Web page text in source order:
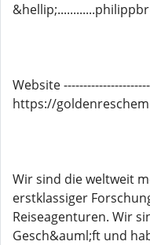
Website ----------------------
https://
Wir sind die weltweit
erstklassiger
Reiseagenturen. Wir
Gesch&auml;ft und